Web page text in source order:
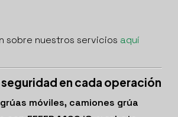
sobre nuestros servicios aquí
en cada operación
grúas móviles, camiones grúa